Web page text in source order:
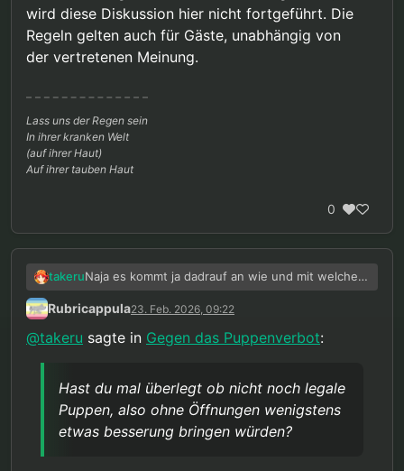
wird diese Diskussion hier nicht fortgeführt. Die
Regeln gelten auch für Gäste, unabhängig von
der vertretenen Meinung.
Lass uns der Regen sein
In ihrer kranken Welt
(auf ihrer Haut)
Auf ihrer tauben Haut
0
takeruNaja es kommt ja dadrauf an wie und mit welcher
Begründung das Verfassungsgericht Gesetzt
hoffentlich ablehnt. Aber man sollte sich auch
anders ausfällt.
deswegen weil den gefallen werde ich diesen
Verbrechern definitv nicht geben. Die sollen
schön mitbekommen das Sie uns nicht los
werden. Hast du mal überlegt ob nicht noch
Rubricappula23. Feb. 2026, 09:22
@takeru sagte in Gegen das Puppenverbot:
Hast du mal überlegt ob nicht noch legale
Puppen, also ohne Öffnungen wenigstens
etwas besserung bringen würden?